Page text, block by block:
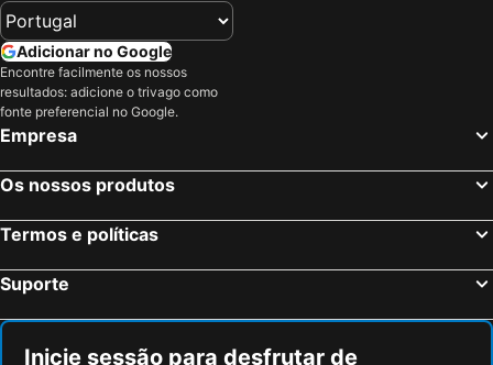
Adicionar no Google
Encontre facilmente os nossos
resultados: adicione o trivago como
fonte preferencial no Google.
Empresa
Os nossos produtos
Termos e políticas
Suporte
Inicie sessão para desfrutar de